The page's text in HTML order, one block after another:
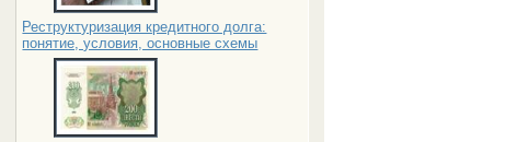
Реструктуризация кредитного долга:
понятие, условия, основные схемы